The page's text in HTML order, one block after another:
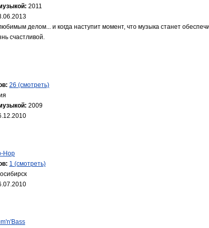
2011
делом... и когда наступит момент, что музыка станет
счастливой.
26 (смотреть)
2009
Hop
1 (смотреть)